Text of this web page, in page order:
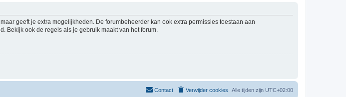
geeft je extra mogelijkheden. De forumbeheerder kan ook extra permissies toestaan aan
Bekijk ook de regels als je gebruik maakt van het forum.
Alle tijden zijn UTC+02:00
Verwijder cookies
Contact